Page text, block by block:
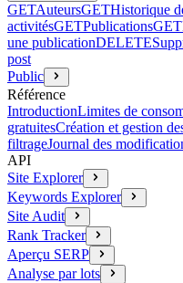
GETAuteursGETHistorique
activitésGETPublicationsGET
une publicationDELETE
post
Public
Référence
IntroductionLimites de
gratuitesCréation et gestion
filtrageJournal des
API
Site Explorer
Keywords Explorer
Site Audit
Rank Tracker
Aperçu SERP
Analyse par lots